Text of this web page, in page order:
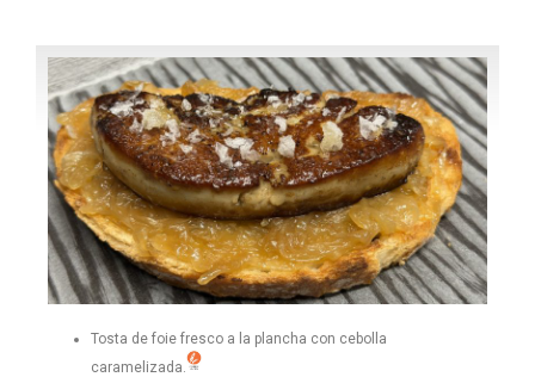
Tosta de foie fresco a la plancha con cebolla
caramelizada.